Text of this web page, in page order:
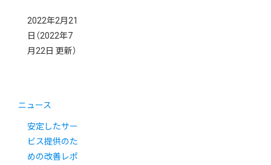
2022年2月21
日 （2022年7
月22日 更新）
ニュース
安定したサー
ビス提供のた
めの改善レポ